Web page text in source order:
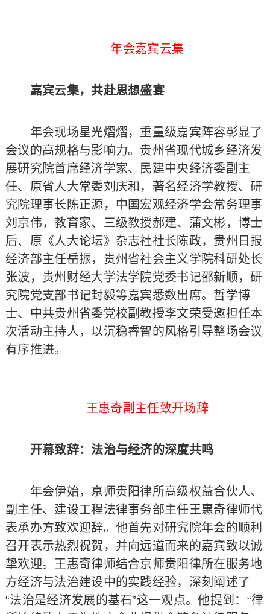
年会嘉宾云集
嘉宾云集，共赴思想盛宴
年会现场星光熠熠，重量级嘉宾阵容彰显了
会议的高规格与影响力。贵州省现代城乡经济发
展研究院首席经济学家、民建中央经济委副主
任、原省人大常委刘庆和，著名经济学教授、研
究院理事长陈正源，中国宏观经济学会常务理事
刘京伟，教育家、三级教授郝建、蒲文彬，博士
后、原《人大论坛》杂志社社长陈政，贵州日报
经济部主任岳振，贵州省社会主义学院科研处长
张波，贵州财经大学法学院党委书记邵新顺，研
究院党支部书记封毅等嘉宾悉数出席。哲学博
士、中共贵州省委党校副教授李文荣受邀担任本
次活动主持人，以沉稳睿智的风格引导整场会议
有序推进。
王惠奇副主任致开场辞
开幕致辞：法治与经济的深度共鸣
年会伊始，京师贵阳律所高级权益合伙人、
副主任、建设工程法律事务部主任王惠奇律师代
表承办方致欢迎辞。他首先对研究院年会的顺利
召开表示热烈祝贺，并向远道而来的嘉宾致以诚
挚欢迎。王惠奇律师结合京师贵阳律所在服务地
方经济与法治建设中的实践经验，深刻阐述了
“法治是经济发展的基石”这一观点。他提到：“律